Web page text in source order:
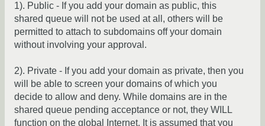
1). Public - If you add your domain as public, this
shared queue will not be used at all, others will be
permitted to attach to subdomains off your domain
without involving your approval.
2). Private - If you add your domain as private, then you
will be able to screen your domains of which you
decide to allow and deny. While domains are in the
shared queue pending acceptance or not, they WILL
function on the global Internet. It is assumed that you